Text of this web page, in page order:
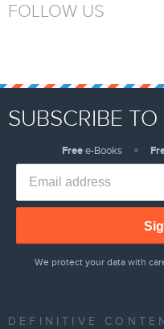
FOLLOW US
SUBSCRIBE
Freee-Books
We protect your data with
DEFINITIVE